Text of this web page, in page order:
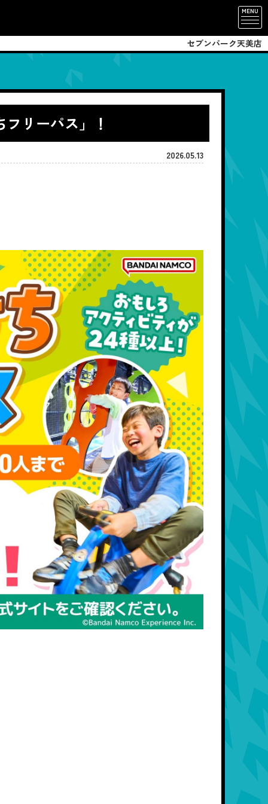
MENU
セブンパーク天美店
リーパス」！
2026.05.13